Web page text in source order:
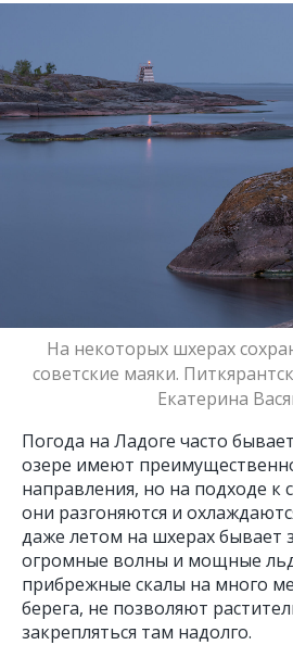
На некоторых шхерах
советские маяки.
Екатерина
Погода на Ладоге часто
озере имеют
направления, но на подходе к
они разгоняются и
даже летом на шхерах бывает
огромные волны и мощные
прибрежные скалы на много
берега, не позволяют
закрепляться там надолго.